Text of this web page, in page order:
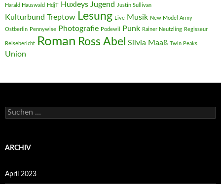
Harald Hauswald
HdjT Huxleys Jugend Justin Sullivan
Kulturbund Treptow Lesung Live Musik New Model Army
Ostberlin Pennywise Photografie Podewil Punk Rainer Neutzling Regisseur
Reisebericht Roman Ross Abel Silvia Maaß Twin Peaks
Union
Suchen
nach:
ARCHIV
April 2023